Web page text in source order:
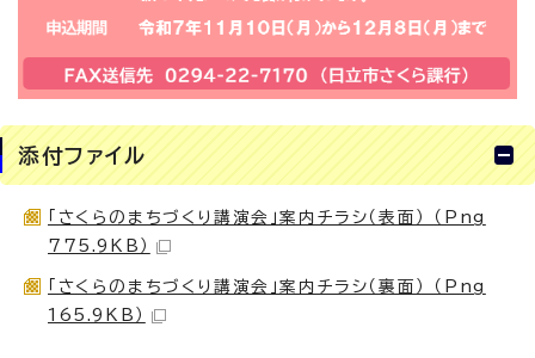
添付ファイル
「さくらのまちづくり講演会」案内チラシ（表面） （Png
775.9KB）
「さくらのまちづくり講演会」案内チラシ（裏面） （Png
165.9KB）